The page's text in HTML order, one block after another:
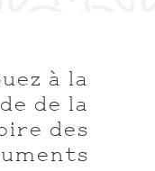
à la
de la
des